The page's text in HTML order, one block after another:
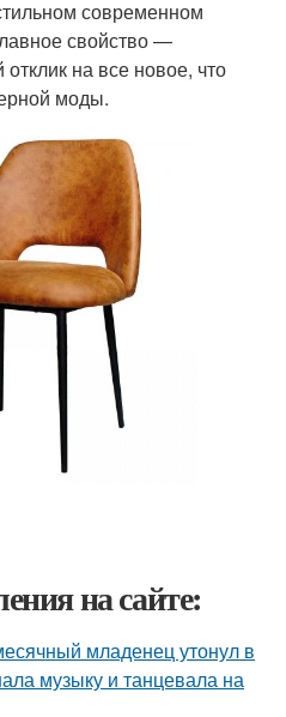
современном
свойство —
на все новое, что
моды.
на сайте:
младенец утонул в
музыку и танцевала на